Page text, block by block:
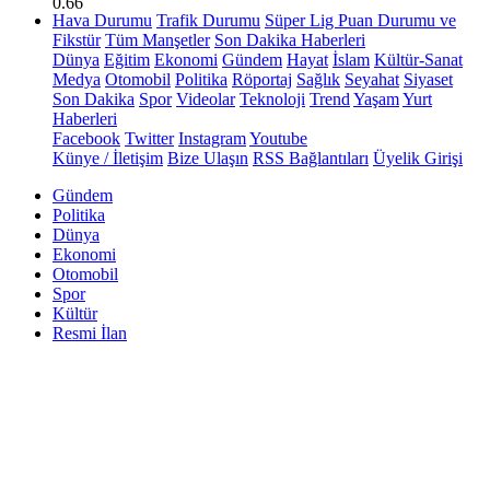
Hava Durumu Trafik Durumu Süper Lig Puan Durumu ve
Fikstür Tüm Manşetler Son Dakika Haberleri
Dünya Eğitim Ekonomi Gündem Hayat İslam Kültür-Sanat
Medya Otomobil Politika Röportaj Sağlık Seyahat Siyaset
Son Dakika Spor Videolar Teknoloji Trend YaşamYurt
Haberleri
Facebook Twitter InstagramYoutube
Künye / İletişim Bize Ulaşın RSS Bağlantıları Üyelik Girişi
Gündem
Politika
Dünya
Ekonomi
Otomobil
Spor
Kültür
Resmi İlan